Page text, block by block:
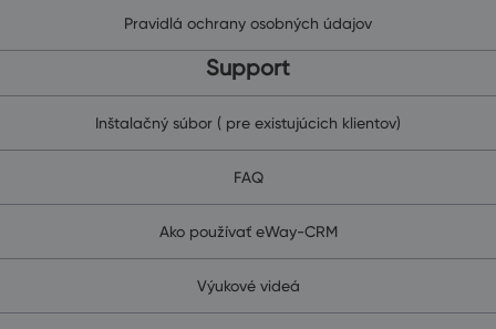
Pravidlá ochrany osobných údajov
Support
Inštalačný súbor ( pre existujúcich klientov)
FAQ
Ako používať eWay-CRM
Výukové videá